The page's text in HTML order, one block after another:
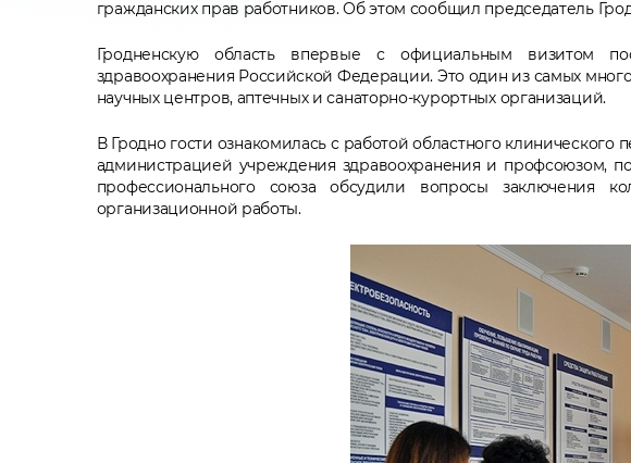
гражданских прав работников. Об этом сообщил председатель
Гродненскую область впервые с официальным визитом
здравоохранения Российской Федерации. Это один из самых
научных центров, аптечных и санаторно-курортных организаций.
В Гродно гости ознакомилась с работой областного
администрацией учреждения здравоохранения и профсоюзом,
профессионального союза обсудили вопросы заключения
организационной работы.